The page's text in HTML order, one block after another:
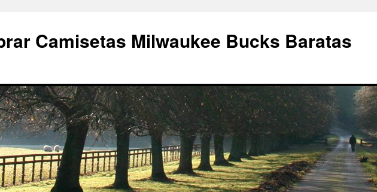
Camisetas Milwaukee Bucks Baratas